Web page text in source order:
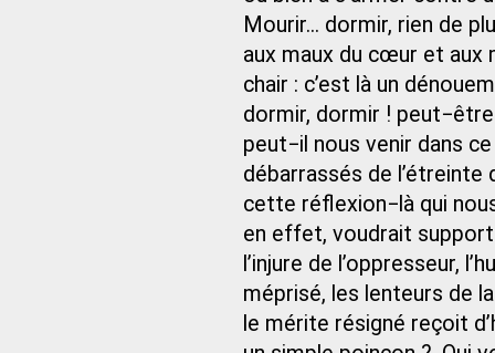
Mourir... dormir, rien de
aux maux du cœur et aux
chair : c’est là un
dormir, dormir ! peut−être
peut−il nous venir dans
débarrassés de
cette réflexion−là qui
en effet, voudrait
l’injure de l’oppresseur,
méprisé, les lenteurs de
le mérite résigné reçoit